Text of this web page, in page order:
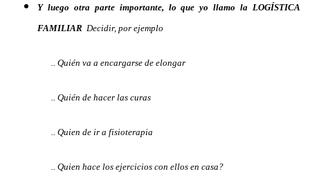
Y luego otra parte importante, lo que yo llamo la LOGÍSTICA
FAMILIAR Decidir, por ejemplo
.. Quién va a encargarse de elongar
.. Quién de hacer las curas
.. Quien de ir a fisioterapia
.. Quien hace los ejercicios con ellos en casa?